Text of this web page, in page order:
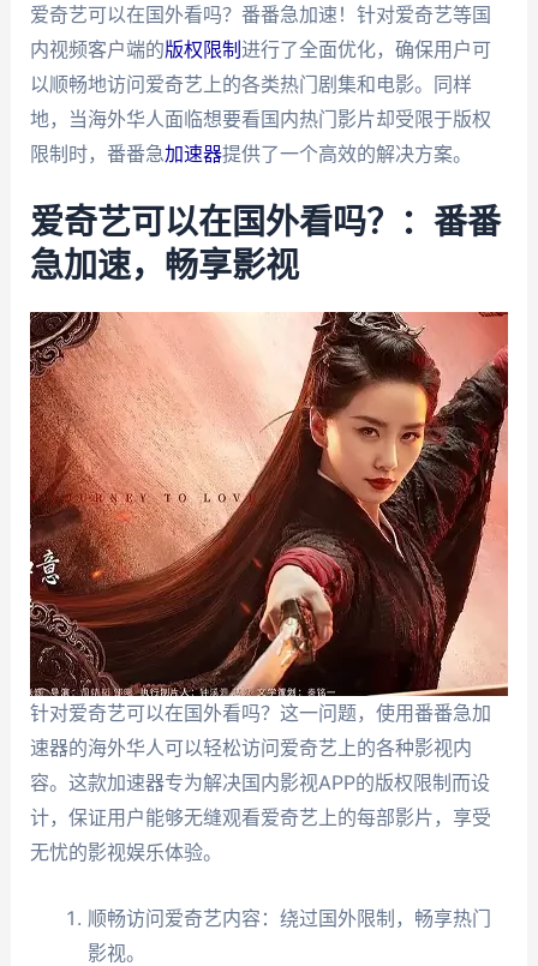
爱奇艺可以在国外看吗？番番急加速！针对爱奇艺等国
内视频客户端的版权限制进行了全面优化，确保用户可
以顺畅地访问爱奇艺上的各类热门剧集和电影。同样
地，当海外华人面临想要看国内热门影片却受限于版权
限制时，番番急加速器提供了一个高效的解决方案。
爱奇艺可以在国外看吗？：番番
急加速，畅享影视
针对爱奇艺可以在国外看吗？这一问题，使用番番急加
速器的海外华人可以轻松访问爱奇艺上的各种影视内
容。这款加速器专为解决国内影视APP的版权限制而设
计，保证用户能够无缝观看爱奇艺上的每部影片，享受
无忧的影视娱乐体验。
顺畅访问爱奇艺内容：绕过国外限制，畅享热门
影视。